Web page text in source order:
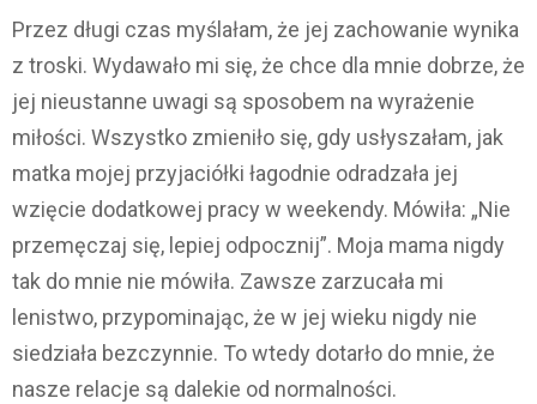
Przez długi czas myślałam, że jej zachowanie wynika
z troski. Wydawało mi się, że chce dla mnie dobrze, że
jej nieustanne uwagi są sposobem na wyrażenie
miłości. Wszystko zmieniło się, gdy usłyszałam, jak
matka mojej przyjaciółki łagodnie odradzała jej
wzięcie dodatkowej pracy w weekendy. Mówiła: „Nie
przemęczaj się, lepiej odpocznij”. Moja mama nigdy
tak do mnie nie mówiła. Zawsze zarzucała mi
lenistwo, przypominając, że w jej wieku nigdy nie
siedziała bezczynnie. To wtedy dotarło do mnie, że
nasze relacje są dalekie od normalności.